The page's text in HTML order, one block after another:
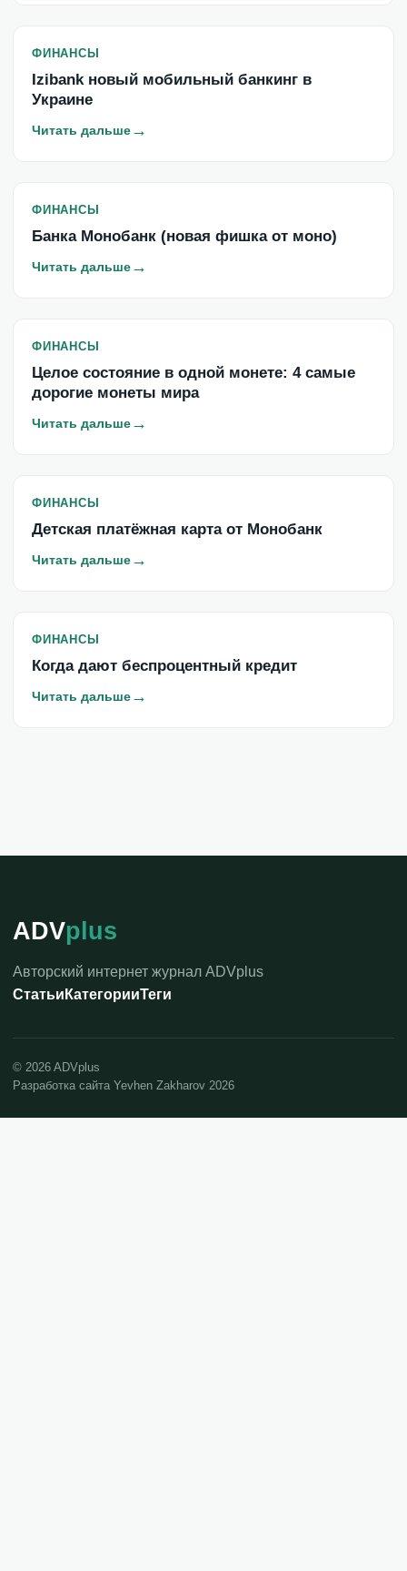
ФИНАНСЫ
Izibank новый мобильный банкинг в
Украине
Читать дальше→
ФИНАНСЫ
Банка Монобанк (новая фишка от моно)
Читать дальше→
ФИНАНСЫ
Целое состояние в одной монете: 4 самые
дорогие монеты мира
Читать дальше→
ФИНАНСЫ
Детская платёжная карта от Монобанк
Читать дальше→
ФИНАНСЫ
Когда дают беспроцентный кредит
Читать дальше→
ADVplus
Авторский интернет журнал ADVplus
Статьи КатегорииТеги
© 2026 ADVplus
Разработка сайта Yevhen Zakharov 2026